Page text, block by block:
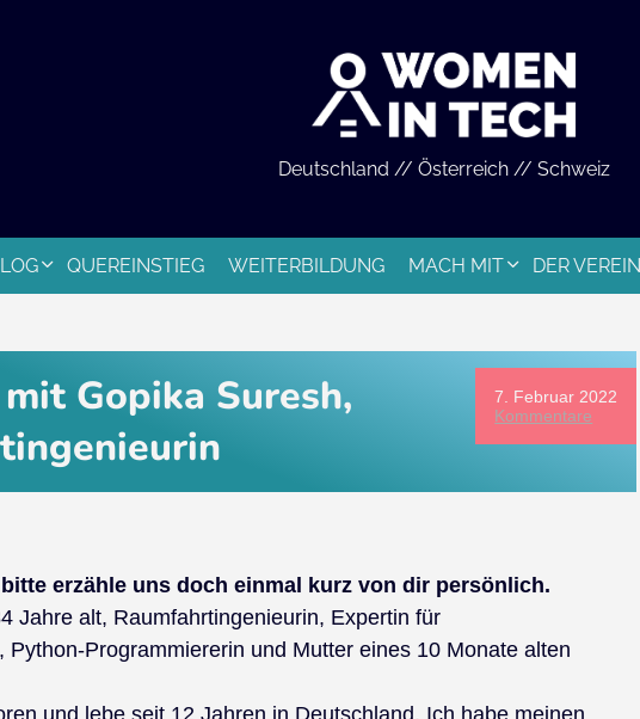
Deutschland // Österreich // Schweiz
QUEREINSTIEG WEITERBILDUNG MACH MIT DER VEREIN
7. Februar 2022
Kommentare
Gopika Suresh,
erzähle uns doch einmal kurz von dir persönlich.
Jahre alt, Raumfahrtingenieurin, Expertin für
Python-Programmiererin und Mutter eines 10 Monate alten
und lebe seit 12 Jahren in Deutschland. Ich habe meinen